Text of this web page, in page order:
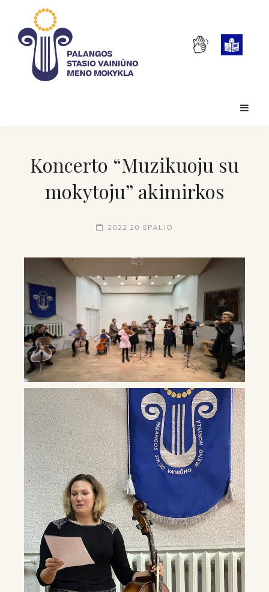
Koncerto “Muzikuoju su
mokytoju” akimirkos
2022 20 SPALIO